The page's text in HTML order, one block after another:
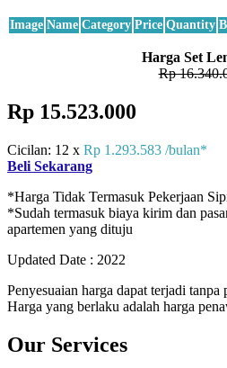
Image Name Category Price Quantity
Harga Set
Rp
Rp 15.523.000
Cicilan: 12 x Rp 1.293.583 /bulan*
Beli Sekarang
*Harga Tidak Termasuk Pekerjaan
*Sudah termasuk biaya kirim dan
apartemen yang dituju
Updated Date : 2022
Penyesuaian harga dapat terjadi tanpa
Harga yang berlaku adalah harga
Our Services